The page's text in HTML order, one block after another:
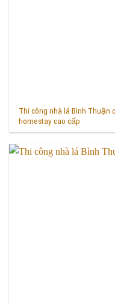
Thi công nhà lá Bình Thuận
homestay cao cấp